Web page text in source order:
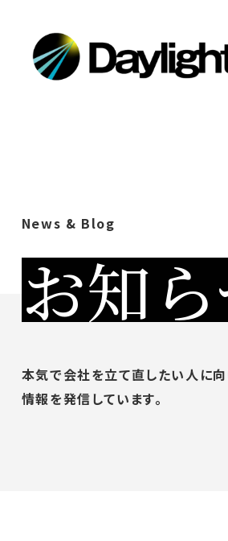
News & Blog
お知
本気で会社を立て直したい人に向
情報を発信しています。